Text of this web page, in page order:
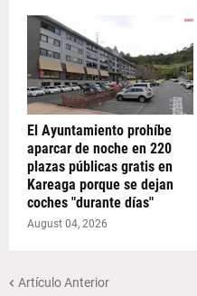
El Ayuntamiento prohíbe
aparcar de noche en 220
plazas públicas gratis en
Kareaga porque se dejan
coches "durante días"
August 04, 2026
Artículo Anterior